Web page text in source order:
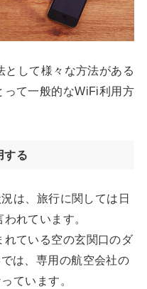
して様々な方法がある
って一般的なWiFi利用方
する
は、旅行に関しては日
れています。
れている空の玄関口のダ
は、専用の航空会社の
ています。